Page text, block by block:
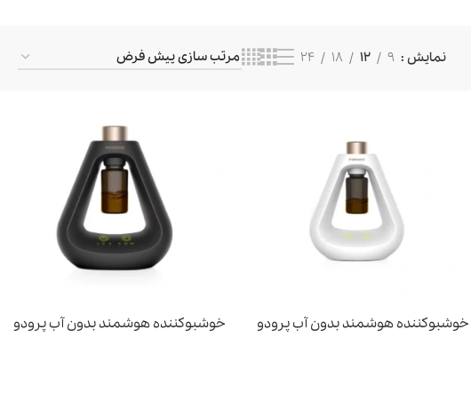
صوتی و تصویری
مخلوط‌کن و
آبمیوه‌گیری
نمایش 9
12
18
24
خوشبوکننده هوشمند بدون آب پرودو خوشبوکننده هوشمند بدون آب پرودو